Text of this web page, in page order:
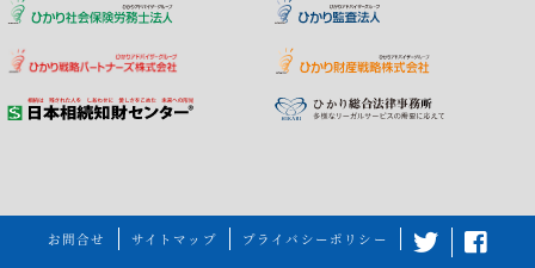
お問合せ サイトマップ プライバシーポリシー